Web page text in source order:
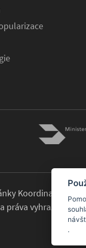
Koordinační rady
práva vyhrazena.
.